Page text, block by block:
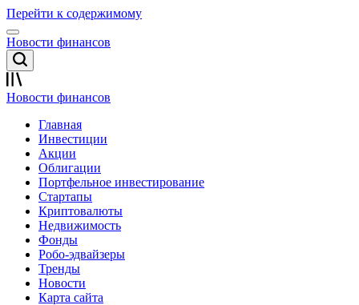
Перейти к содержимому
Новости финансов
Новости финансов
Главная
Инвестиции
Акции
Облигации
Портфельное инвестирование
Стартапы
Криптовалюты
Недвижимость
Фонды
Робо-эдвайзеры
Тренды
Новости
Карта сайта